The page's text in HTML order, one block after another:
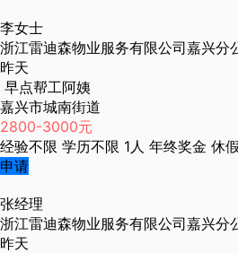
李女士
浙江雷迪森物业服务有限公司嘉兴分
昨天
早点帮工阿姨
嘉兴市城南街道
2800-3000元
经验不限 学历不限 1人 年终奖金 休
申请
张经理
浙江雷迪森物业服务有限公司嘉兴分
昨天